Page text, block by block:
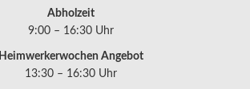
Abholzeit
9:00 – 16:30 Uhr
Heimwerkerwochen Angebot
13:30 – 16:30 Uhr